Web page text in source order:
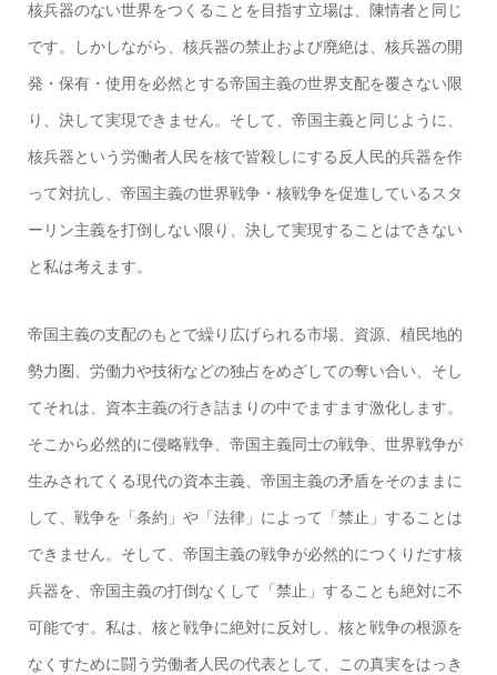
核兵器のない世界をつくることを目指す立場は、陳情者と同じ
です。しかしながら、核兵器の禁止および廃絶は、核兵器の開
発・保有・使用を必然とする帝国主義の世界支配を覆さない限
り、決して実現できません。そして、帝国主義と同じように、
核兵器という労働者人民を核で皆殺しにする反人民的兵器を作
って対抗し、帝国主義の世界戦争・核戦争を促進しているスタ
ーリン主義を打倒しない限り、決して実現することはできない
と私は考えます。
帝国主義の支配のもとで繰り広げられる市場、資源、植民地的
勢力圏、労働力や技術などの独占をめざしての奪い合い、そし
てそれは、資本主義の行き詰まりの中でますます激化します。
そこから必然的に侵略戦争、帝国主義同士の戦争、世界戦争が
生みされてくる現代の資本主義、帝国主義の矛盾をそのままに
して、戦争を「条約」や「法律」によって「禁止」することは
できません。そして、帝国主義の戦争が必然的につくりだす核
兵器を、帝国主義の打倒なくして「禁止」することも絶対に不
可能です。私は、核と戦争に絶対に反対し、核と戦争の根源を
なくすために闘う労働者人民の代表として、この真実をはっき